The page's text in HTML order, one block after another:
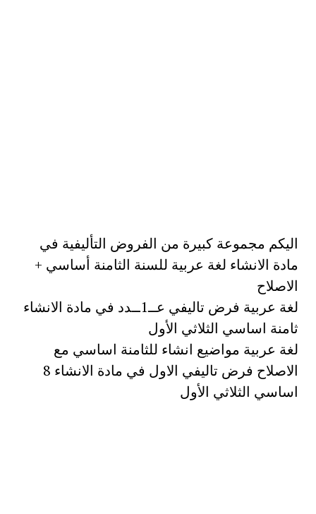
اليكم مجموعة كبيرة من الفروض التأليفية في
مادة الانشاء لغة عربية للسنة الثامنة أساسي +
الاصلاح
لغة عربية فرض تاليفي عــ1ــدد في مادة الانشاء
ثامنة اساسي الثلاثي الأول
لغة عربية مواضيع انشاء للثامنة اساسي مع
الاصلاح فرض تاليفي الاول في مادة الانشاء 8
اساسي الثلاثي الأول